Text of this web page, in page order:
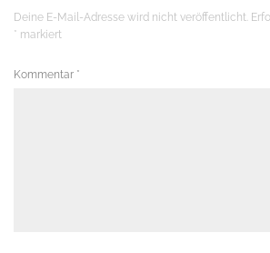
Deine E-Mail-Adresse wird nicht veröffentlicht.
* markiert
Kommentar *